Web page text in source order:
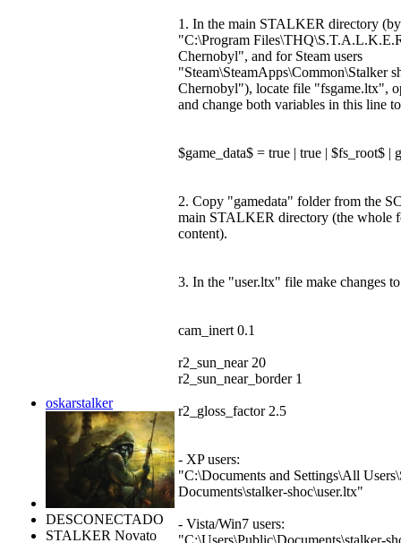
oskarstalker
DESCONECTADO
STALKER Novato
1. In the main STALKER directory
"C:\Program
Chernobyl", and for Steam users
"Steam\SteamApps\Common\Stalker
Chernobyl"), locate file "fsgame.ltx",
and change both variables in this line
$game_data$ = true | true | $fs_root$ |
2. Copy "gamedata" folder from the
main STALKER directory (the whole
content).
3. In the "user.ltx" file make changes
cam_inert 0.1
r2_sun_near 20
r2_sun_near_border 1
r2_gloss_factor 2.5
- XP users:
"C:\Documents and Settings\All
Documents\stalker-shoc\user.ltx"
- Vista/Win7 users:
"C:\Users\Public\Documents\stalker-